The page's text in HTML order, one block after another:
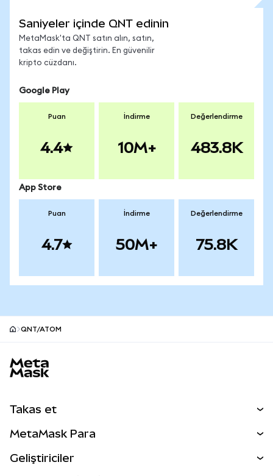
Saniyeler içinde QNT edinin
MetaMask'ta QNT satın alın, satın,
takas edin ve değiştirin. En güvenilir
kripto cüzdanı.
Google Play
Puan
4.4
İndirme
10M+
Değerlendirme
483.8K
App Store
Puan
4.7
İndirme
50M+
Değerlendirme
75.8K
QNT/ATOM
Takas et
Perps
MetaMask Para
Geliştiriciler